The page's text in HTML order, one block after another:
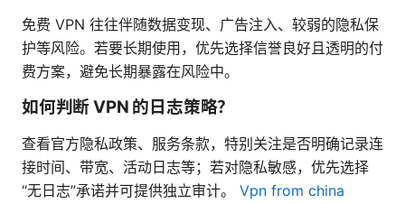
免费 VPN 往往伴随数据变现、广告注入、较弱的隐私保
护等风险。若要长期使用，优先选择信誉良好且透明的付
费方案，避免长期暴露在风险中。
如何判断 VPN 的日志策略？
查看官方隐私政策、服务条款，特别关注是否明确记录连
接时间、带宽、活动日志等；若对隐私敏感，优先选择
“无日志”承诺并可提供独立审计。 Vpn from china